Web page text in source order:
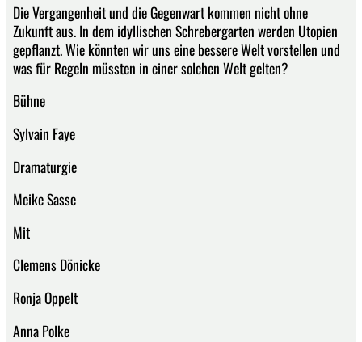
Die Vergangenheit und die Gegenwart kommen nicht ohne
Zukunft aus. In dem idyllischen Schrebergarten werden Utopien
gepflanzt. Wie könnten wir uns eine bessere Welt vorstellen und
was für Regeln müssten in einer solchen Welt gelten?
Bühne
Sylvain Faye
Dramaturgie
Meike Sasse
Mit
Clemens Dönicke
Ronja Oppelt
Anna Polke